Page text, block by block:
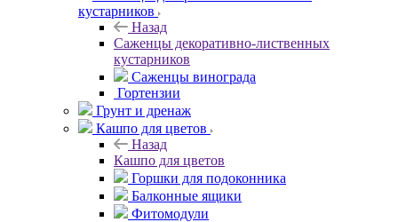
кустарников
Назад
Саженцы декоративно-лиственных
кустарников
Саженцы винограда
Гортензии
Грунт и дренаж
Кашпо для цветов
Назад
Кашпо для цветов
Горшки для подоконника
Балконные ящики
Фитомодули